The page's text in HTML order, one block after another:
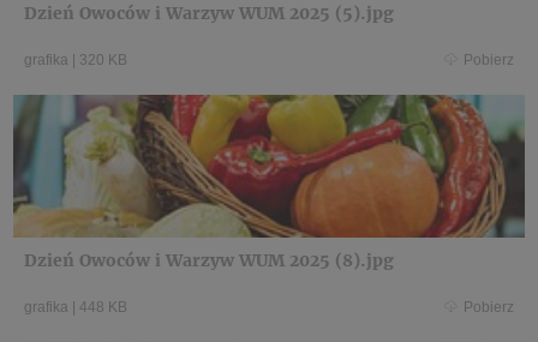
Dzień Owoców i Warzyw WUM 2025 (5).jpg
grafika | 320 KB Pobierz
Dzień Owoców i Warzyw WUM 2025 (8).jpg
grafika | 448 KB Pobierz